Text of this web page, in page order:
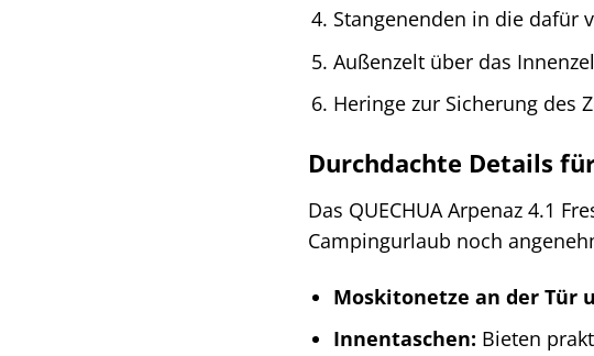
Stangenenden in die dafür
Außenzelt über das
Heringe zur Sicherung des
Durchdachte Details
Das QUECHUA Arpenaz 4.1
Campingurlaub noch
Moskitonetze an der Tür
Innentaschen: Bieten